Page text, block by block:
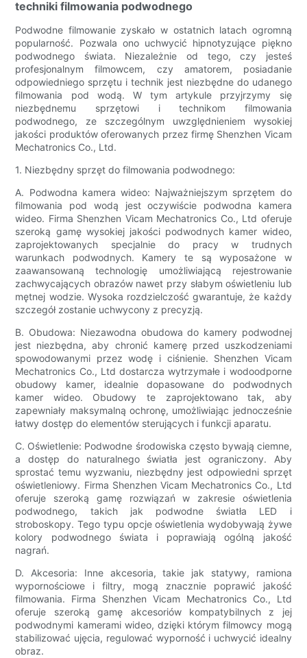
techniki filmowania podwodnego
Podwodne filmowanie zyskało w ostatnich latach ogromną
popularność. Pozwala ono uchwycić hipnotyzujące piękno
podwodnego świata. Niezależnie od tego, czy jesteś
profesjonalnym filmowcem, czy amatorem, posiadanie
odpowiedniego sprzętu i technik jest niezbędne do udanego
filmowania pod wodą. W tym artykule przyjrzymy się
niezbędnemu sprzętowi i technikom filmowania
podwodnego, ze szczególnym uwzględnieniem wysokiej
jakości produktów oferowanych przez firmę Shenzhen Vicam
Mechatronics Co., Ltd.
1. Niezbędny sprzęt do filmowania podwodnego:
A. Podwodna kamera wideo: Najważniejszym sprzętem do
filmowania pod wodą jest oczywiście podwodna kamera
wideo. Firma Shenzhen Vicam Mechatronics Co., Ltd oferuje
szeroką gamę wysokiej jakości podwodnych kamer wideo,
zaprojektowanych specjalnie do pracy w trudnych
warunkach podwodnych. Kamery te są wyposażone w
zaawansowaną technologię umożliwiającą rejestrowanie
zachwycających obrazów nawet przy słabym oświetleniu lub
mętnej wodzie. Wysoka rozdzielczość gwarantuje, że każdy
szczegół zostanie uchwycony z precyzją.
B. Obudowa: Niezawodna obudowa do kamery podwodnej
jest niezbędna, aby chronić kamerę przed uszkodzeniami
spowodowanymi przez wodę i ciśnienie. Shenzhen Vicam
Mechatronics Co., Ltd dostarcza wytrzymałe i wodoodporne
obudowy kamer, idealnie dopasowane do podwodnych
kamer wideo. Obudowy te zaprojektowano tak, aby
zapewniały maksymalną ochronę, umożliwiając jednocześnie
łatwy dostęp do elementów sterujących i funkcji aparatu.
C. Oświetlenie: Podwodne środowiska często bywają ciemne,
a dostęp do naturalnego światła jest ograniczony. Aby
sprostać temu wyzwaniu, niezbędny jest odpowiedni sprzęt
oświetleniowy. Firma Shenzhen Vicam Mechatronics Co., Ltd
oferuje szeroką gamę rozwiązań w zakresie oświetlenia
podwodnego, takich jak podwodne światła LED i
stroboskopy. Tego typu opcje oświetlenia wydobywają żywe
kolory podwodnego świata i poprawiają ogólną jakość
nagrań.
D. Akcesoria: Inne akcesoria, takie jak statywy, ramiona
wypornościowe i filtry, mogą znacznie poprawić jakość
filmowania. Firma Shenzhen Vicam Mechatronics Co., Ltd
oferuje szeroką gamę akcesoriów kompatybilnych z jej
podwodnymi kamerami wideo, dzięki którym filmowcy mogą
stabilizować ujęcia, regulować wyporność i uchwycić idealny
obraz.